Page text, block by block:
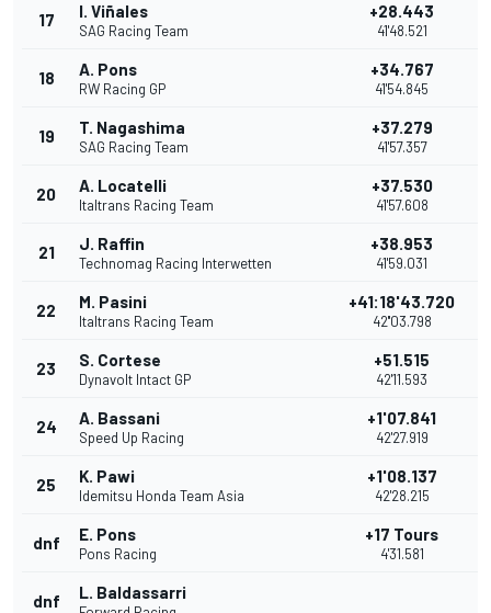
17 I. Viñales
SAG Racing Team
+28.443
41'48.521
18 A. Pons
RW Racing GP
+34.767
41'54.845
19 T. Nagashima
SAG Racing Team
+37.279
41'57.357
20 A. Locatelli
Italtrans Racing Team
+37.530
41'57.608
21 J. Raffin
Technomag Racing Interwetten
+38.953
41'59.031
22 M. Pasini
Italtrans Racing Team
+41:18'43.720
42''03.798
23 S. Cortese
Dynavolt Intact GP
+51.515
42'11.593
24 A. Bassani
Speed Up Racing
+1'07.841
42'27.919
25 K. Pawi
Idemitsu Honda Team Asia
+1'08.137
42'28.215
dnf E. Pons
Pons Racing
+17 Tours
4'31.581
dnf L. Baldassarri